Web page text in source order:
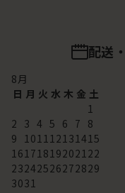
配送
8月
日 月 火 水 木 金 土
1
2 3 4 5 6 7 8
9 101112131415
16171819202122
23242526272829
3031